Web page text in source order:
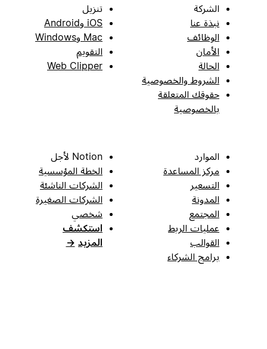
الشركة
نبذة عنا
الوظائف
الأمان
الحالة
الشروط والخصوصية
حقوقك المتعلقة
بالخصوصية
تنزيل
iOS وAndroid
Mac وWindows
التقويم
Web Clipper
الموارد
مركز المساعدة
التسعير
المدونة
المجتمع
عمليات الربط
القوالب
برامج الشركاء
Notion لأجل
الخطة المؤسسية
الشركات الناشئة
الشركات الصغيرة
شخصي
استكشف
المزيد →